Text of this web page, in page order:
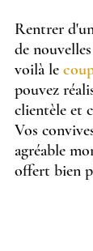
Rentrer
de
voilà le
pouvez
clientèle et
Vos
agréable
offert bien